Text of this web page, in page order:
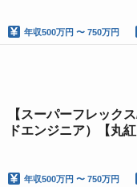
年収500万円 〜 750万円
【スーパーフレック
ドエンジニア）【丸
年収500万円 〜 750万円